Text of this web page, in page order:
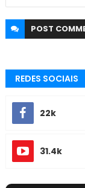
POST
REDES SOCIAIS
22k
31.4k